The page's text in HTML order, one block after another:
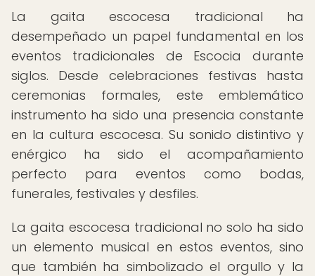
La gaita escocesa tradicional ha
desempeñado un papel fundamental en los
eventos tradicionales de Escocia durante
siglos. Desde celebraciones festivas hasta
ceremonias formales, este emblemático
instrumento ha sido una presencia constante
en la cultura escocesa. Su sonido distintivo y
enérgico ha sido el acompañamiento
perfecto para eventos como bodas,
funerales, festivales y desfiles.
La gaita escocesa tradicional no solo ha sido
un elemento musical en estos eventos, sino
que también ha simbolizado el orgullo y la